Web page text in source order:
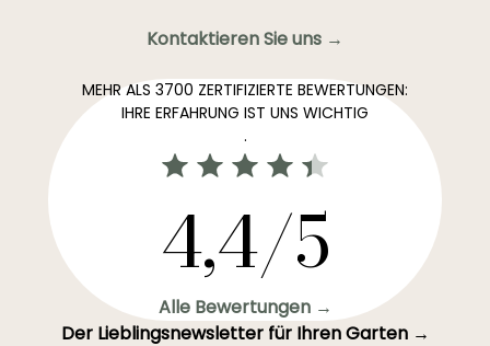
Kontaktieren Sie uns →
MEHR ALS 3700 ZERTIFIZIERTE BEWERTUNGEN:
IHRE ERFAHRUNG IST UNS WICHTIG
.
4,4/5
Alle Bewertungen →
Der Lieblingsnewsletter für Ihren Garten →